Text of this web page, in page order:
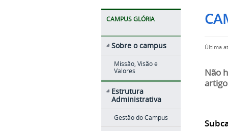
CAMPUS GLÓRIA
Sobre o campus
Missão, Visão e
Valores
Estrutura
Administrativa
Gestão do Campus
Última
Não